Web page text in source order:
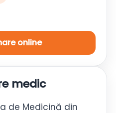
online
medic
de Medicină din